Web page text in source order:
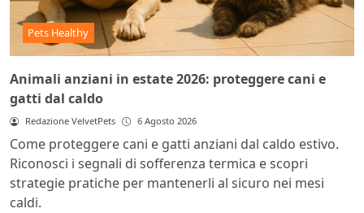
Pets Healthy
Animali anziani in estate 2026: proteggere cani e
gatti dal caldo
Redazione VelvetPets 6 Agosto 2026
Come proteggere cani e gatti anziani dal caldo estivo.
Riconosci i segnali di sofferenza termica e scopri
strategie pratiche per mantenerli al sicuro nei mesi
caldi.